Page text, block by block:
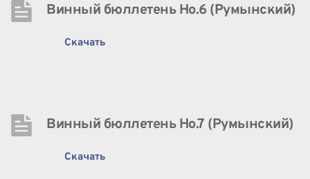
Винный бюллетень Нo.6 (Румынский)
Скачать
Винный бюллетень Нo.7 (Румынский)
Скачать